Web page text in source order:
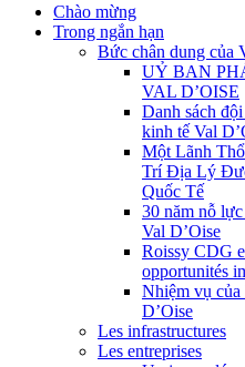
Chào mừng
Trong ngắn hạn
Bức chân dung của
UỶ BAN
VAL D’OISE
Danh sách
kinh tế Val
Một Lãnh
Trí Địa Lý
Quốc Tế
30 năm nỗ
Val D’Oise
Roissy CDG
opportunités
Nhiệm vụ
D’Oise
Les infrastructures
Les entreprises